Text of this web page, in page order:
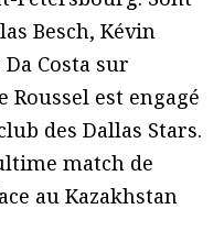
Besch, Kévin
Costa sur
Roussel est engagé
des Dallas Stars.
match de
au Kazakhstan